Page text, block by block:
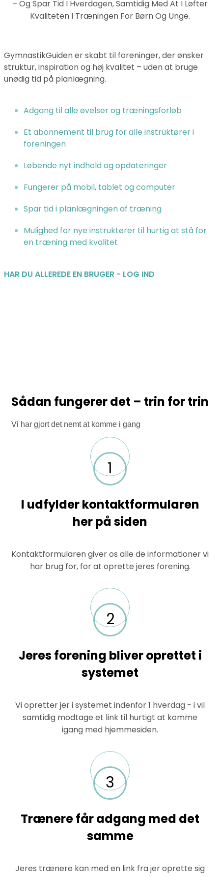
– Og Spar Tid I Hverdagen, Samtidig Med At I Løfter
Kvaliteten I Træningen For Børn Og Unge.
GymnastikGuiden er skabt til foreninger, der ønsker
struktur, inspiration og høj kvalitet – uden at bruge
unødig tid på planlægning.
Adgang til alle øvelser og træningsforløb
Et abonnement til brug for alle instruktører i
foreningen
Løbende nyt indhold og opdateringer
Fungerer på mobil, tablet og computer
Spar tid i planlægningen af træning
Mulighed for nye instruktører til hurtig at stå for
en træning med kvalitet
HAR DU ALLEREDE EN BRUGER - LOG IND
Sådan fungerer det – trin for trin
Vi har gjort det nemt at komme i gang
1
I udfylder kontaktformularen
her på siden
Kontaktformularen giver os alle de informationer vi
har brug for, for at oprette jeres forening.
2
Jeres forening bliver oprettet i
systemet
Vi opretter jer i systemet indenfor 1 hverdag - i vil
samtidig modtage et link til hurtigt at komme
igang med hjemmesiden.
3
Trænere får adgang med det
samme
Jeres trænere kan med en link fra jer oprette sig